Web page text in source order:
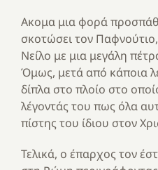
Ακομα μια φορά
σκοτώσει τον
Νείλο με μια μεγάλη
Όμως, μετά από κάποια
δίπλα στο πλοίο στο
λέγοντάς του πως όλα
πίστης του ίδιου στον
Τελικά, ο έπαρχος τον